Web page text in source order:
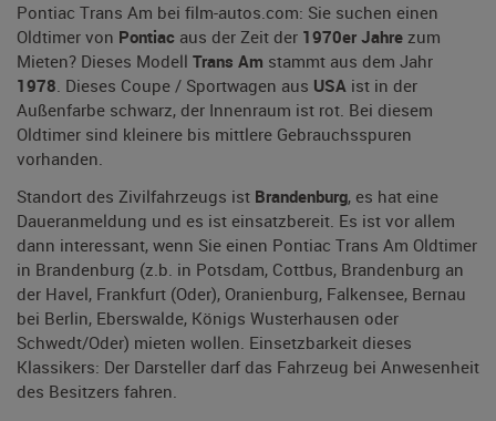
Pontiac Trans Am bei film-autos.com: Sie suchen einen
Oldtimer von Pontiac aus der Zeit der 1970er Jahre zum
Mieten? Dieses Modell Trans Am stammt aus dem Jahr
1978. Dieses Coupe / Sportwagen aus USA ist in der
Außenfarbe schwarz, der Innenraum ist rot. Bei diesem
Oldtimer sind kleinere bis mittlere Gebrauchsspuren
vorhanden.
Standort des Zivilfahrzeugs ist Brandenburg, es hat eine
Daueranmeldung und es ist einsatzbereit. Es ist vor allem
dann interessant, wenn Sie einen Pontiac Trans Am Oldtimer
in Brandenburg (z.b. in Potsdam, Cottbus, Brandenburg an
der Havel, Frankfurt (Oder), Oranienburg, Falkensee, Bernau
bei Berlin, Eberswalde, Königs Wusterhausen oder
Schwedt/Oder) mieten wollen. Einsetzbarkeit dieses
Klassikers: Der Darsteller darf das Fahrzeug bei Anwesenheit
des Besitzers fahren.